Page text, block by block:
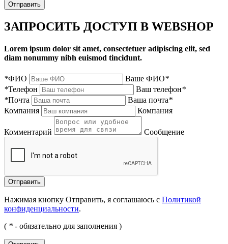
Отправить
ЗАПРОСИТЬ ДОСТУП В WEBSHOP
Lorem ipsum dolor sit amet, consectetuer adipiscing elit, sed
diam nonummy nibh euismod tincidunt.
*ФИО Ваше ФИО*
*Телефон Ваш телефон*
*Почта Ваша почта*
Компания
Компания
Комментарий Сообщение
Нажимая кнопку Отправить, я соглашаюсь с Политикой
конфиденциальности.
( * - обязательно для заполнения )